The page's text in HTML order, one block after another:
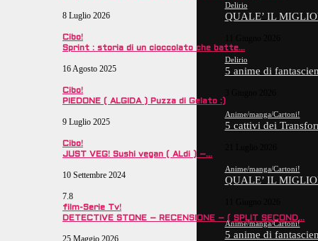
Delirio
QUALE’ IL
Delirio
5 anime di
Anime/manga/Cartoni!
5 cattivi dei
Anime/manga/Cartoni!
QUALE’ IL
Anime/manga/Cartoni!
5 anime di
8 Luglio 2026
Cibo!
Sprint : storia di un cioccolato che batte…
16 Agosto 2025
Cibo!
PIEDONE ( ALGIDA ) Puzza di Gelato :)
9 Luglio 2025
Cibo!
JUST VEG! Sushi vegan ( ALdi ) –…
10 Settembre 2024
7.8
film-Serie Tv!
DETECTIVE STONE – RECENSIONE – ( SPLIT SECOND…
25 Maggio 2026